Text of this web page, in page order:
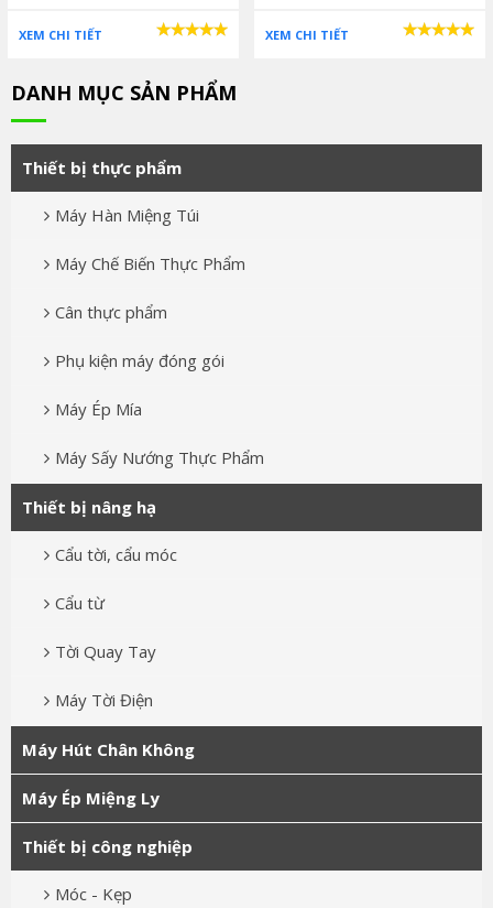
XEM CHI TIẾT XEM CHI TIẾT
DANH MỤC SẢN PHẨM
Thiết bị thực phẩm
Máy Hàn Miệng Túi
Máy Chế Biến Thực Phẩm
Cân thực phẩm
Phụ kiện máy đóng gói
Máy Ép Mía
Máy Sấy Nướng Thực Phẩm
Thiết bị nâng hạ
Cẩu tời, cẩu móc
Cẩu từ
Tời Quay Tay
Máy Tời Điện
Máy Hút Chân Không
Máy Ép Miệng Ly
Thiết bị công nghiệp
Móc - Kẹp